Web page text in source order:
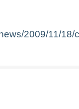
2009/11/18/